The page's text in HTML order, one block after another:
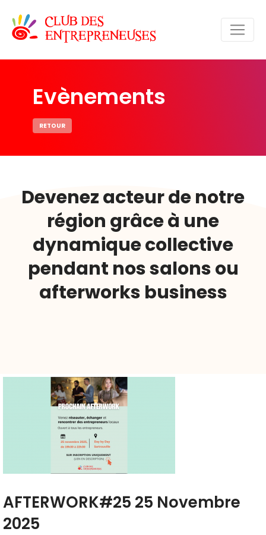
Evènements
RETOUR
Devenez acteur de notre
région grâce à une
dynamique collective
pendant nos salons ou
afterworks business
AFTERWORK#25 25 Novembre
2025